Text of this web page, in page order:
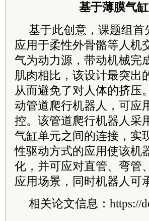
基于薄膜气
基于此创意，课题组
应用于柔性外骨骼等人机
气为动力源，带动机械完
肌肉相比，该设计最突出
从而避免了对人体的挤压
动管道爬行机器人，可应
控。该管道爬行机器人采
气缸单元之间的连接，实
性驱动方式的应用使该机
化，并可应对直管、弯管
应用场景，同时机器人可
相关论文信息：https://